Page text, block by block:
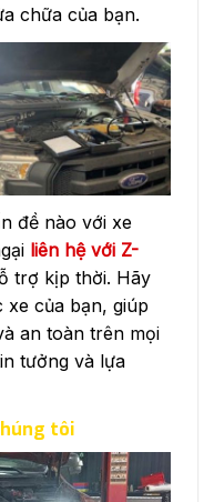
chữa của bạn.
đề nào với xe
liên hệ với Z-
trợ kịp thời. Hãy
xe của bạn, giúp
an toàn trên mọi
tưởng và lựa
tôi